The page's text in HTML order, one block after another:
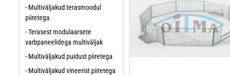
- Multiväljakud terasmoodul
piiretega
- Terasest modulaarsete
varbpaneelidega multiväljak
- Multiväljakud puidust piiretega
- Multiväljakud vineerist piiretega